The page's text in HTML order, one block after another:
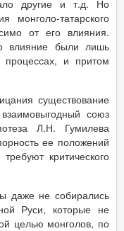
другие и т.д. Но
монголо-татарского
от его влияния.
влияние были лишь
и притом
существование
союз
Л.Н. Гумилева
ее положений
критического
даже не собирались
Руси, которые не
целью монголов, по